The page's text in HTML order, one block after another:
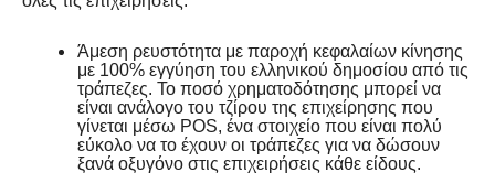
Άμεση ρευστότητα με παροχή κεφαλαίων κίνησης
με 100% εγγύηση του ελληνικού δημοσίου από τις
τράπεζες. Το ποσό χρηματοδότησης μπορεί να
είναι ανάλογο του τζίρου της επιχείρησης που
γίνεται μέσω POS, ένα στοιχείο που είναι πολύ
εύκολο να το έχουν οι τράπεζες για να δώσουν
ξανά οξυγόνο στις επιχειρήσεις κάθε είδους.